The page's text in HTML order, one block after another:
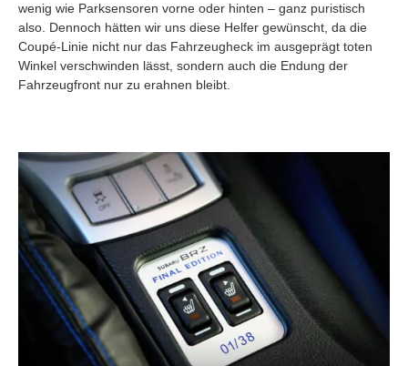
wenig wie Parksensoren vorne oder hinten – ganz puristisch
also. Dennoch hätten wir uns diese Helfer gewünscht, da die
Coupé-Linie nicht nur das Fahrzeugheck im ausgeprägt toten
Winkel verschwinden lässt, sondern auch die Endung der
Fahrzeugfront nur zu erahnen bleibt.